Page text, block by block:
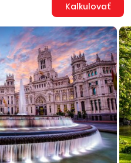
Kalkulovať